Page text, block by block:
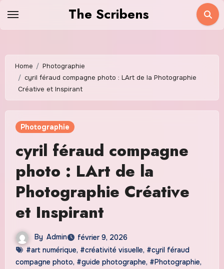
The Scribens
Home
Photographie
cyril féraud compagne photo : LArt de la Photographie
Créative et Inspirant
Photographie
cyril féraud compagne
photo : LArt de la
Photographie Créative
et Inspirant
By Admin
février 9, 2026
#art numérique, #créativité visuelle, #cyril féraud
compagne photo, #guide photographe, #Photographie,